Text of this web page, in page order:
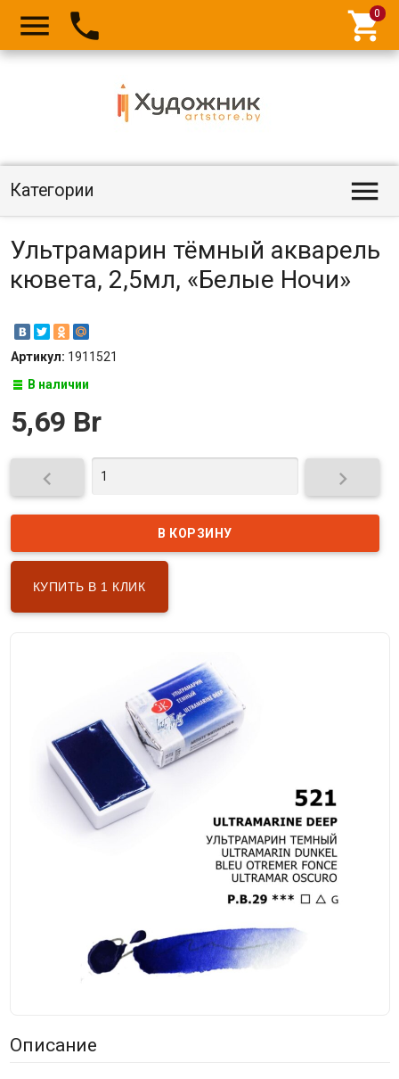
  
Категории 
Ультрамарин тёмный акварель
кювета, 2,5мл, «Белые Ночи»
Артикул: 1911521
В наличии
5,69 Br
 
КУПИТЬ В 1 КЛИК
Описание